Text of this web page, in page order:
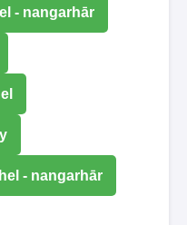
- nangarhār
- nangarhār